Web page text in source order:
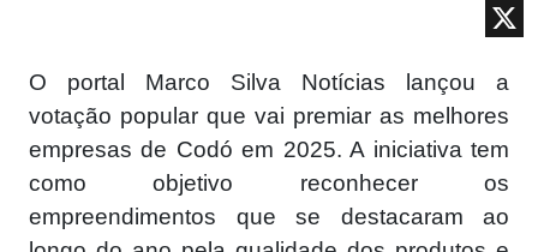
O portal Marco Silva Notícias lançou a
votação popular que vai premiar as melhores
empresas de Codó em 2025. A iniciativa tem
como objetivo reconhecer os
empreendimentos que se destacaram ao